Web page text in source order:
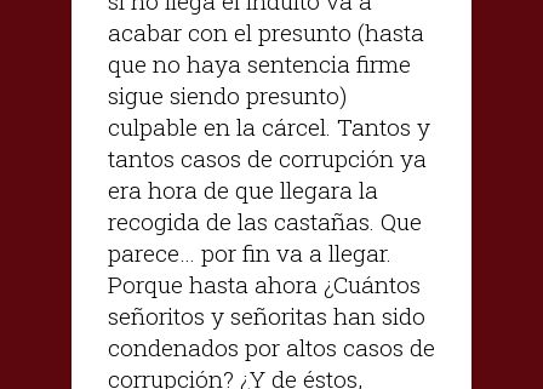
acabar con el presunto (hasta
que no haya sentencia firme
sigue siendo presunto)
culpable en la cárcel. Tantos y
tantos casos de corrupción ya
era hora de que llegara la
recogida de las castañas. Que
parece… por fin va a llegar.
Porque hasta ahora ¿Cuántos
señoritos y señoritas han sido
condenados por altos casos de
corrupción? ¿Y de éstos,